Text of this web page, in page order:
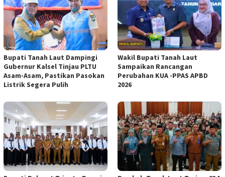
Bupati Tanah Laut Dampingi
Gubernur Kalsel Tinjau PLTU
Asam-Asam, Pastikan Pasokan
Listrik Segera Pulih
Wakil Bupati Tanah Laut
Sampaikan Rancangan
Perubahan KUA -PPAS APBD
2026